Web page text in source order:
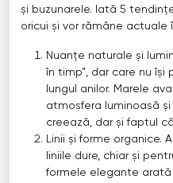
și buzunarele. Iată 5
oricui și vor rămâne actuale
Nuanțe naturale și
în timp”, dar care nu
lungul anilor. Marele
atmosfera luminoasă
creează, dar și faptul
Linii și forme organice.
liniile dure, chiar și
formele elegante